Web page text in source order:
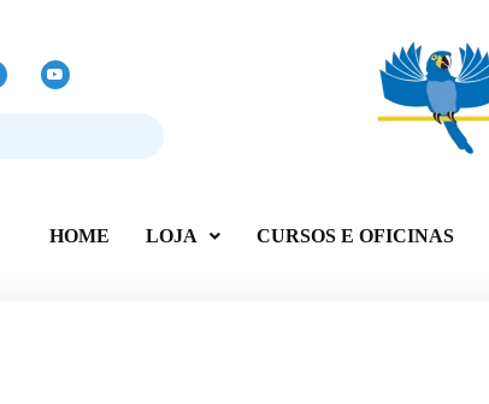
HOME LOJA CURSOS E OFICINAS